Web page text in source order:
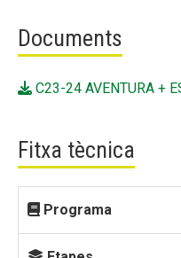
Documents
C23-24 AVENTURA +
Fitxa tècnica
Programa
Butlletins
Xarxes socials
COL·LABORA